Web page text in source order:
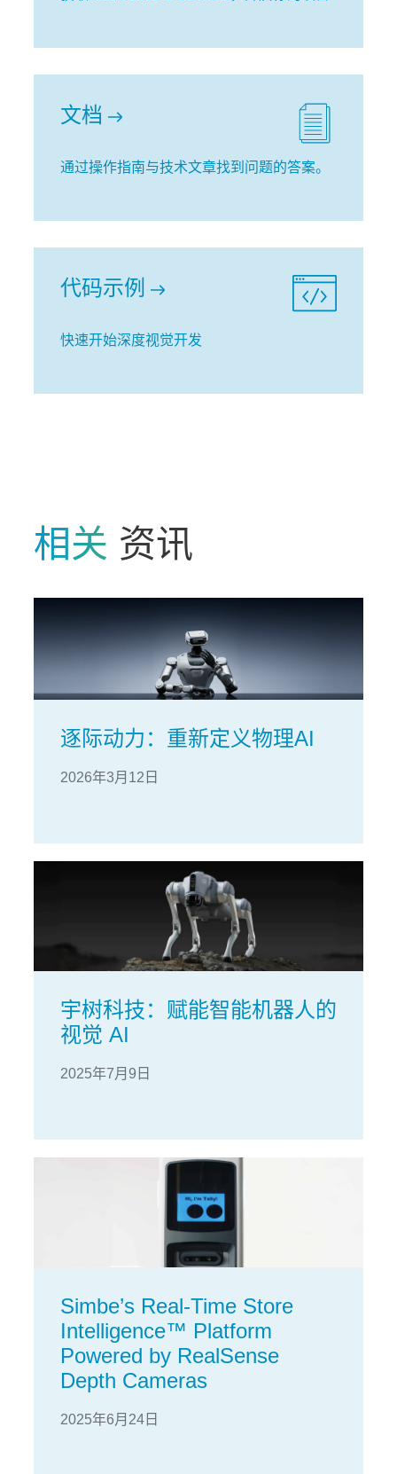
文档
通过操作指南与技术文章找到问题的答案。
代码示例
快速开始深度视觉开发
相关 资讯
逐际动力：重新定义物理AI
2026年3月12日
宇树科技：赋能智能机器人的
视觉 AI
2025年7月9日
Simbe’s Real-Time Store
Intelligence™ Platform
Powered by RealSense
Depth Cameras
2025年6月24日